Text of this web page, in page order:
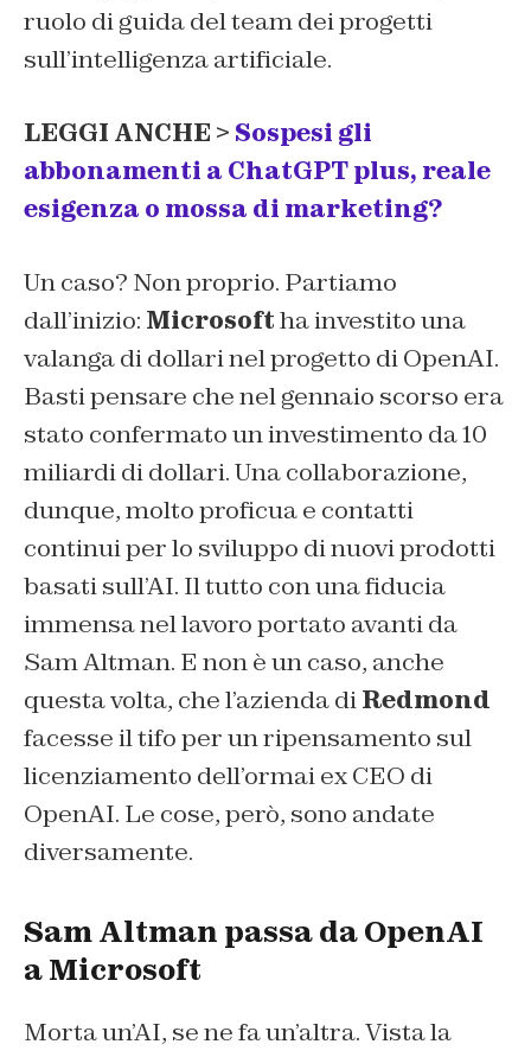
ruolo di guida del team dei progetti
sull’intelligenza artificiale.
LEGGI ANCHE > Sospesi gli
abbonamenti a ChatGPT plus, reale
esigenza o mossa di marketing?
Un caso? Non proprio. Partiamo
dall’inizio: Microsoftha investito una
valanga di dollari nel progetto di OpenAI.
Basti pensare che nel gennaio scorso era
stato confermato un investimento da 10
miliardi di dollari. Una collaborazione,
dunque, molto proficua e contatti
continui per lo sviluppo di nuovi prodotti
basati sull’AI. Il tutto con una fiducia
immensa nel lavoro portato avanti da
Sam Altman. E non è un caso, anche
questa volta, che l’azienda diRedmond
facesse il tifo per un ripensamento sul
licenziamento dell’ormai ex CEO di
OpenAI. Le cose, però, sono andate
diversamente.
Sam Altman passa da OpenAI
a Microsoft
Morta un’AI, se ne fa un’altra. Vista la